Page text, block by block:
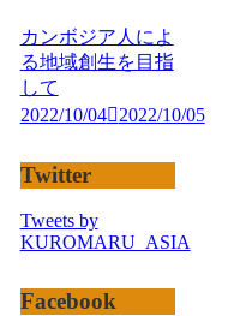
カンボジア人によ
る地域創生を目指
して
2022/10/04
2022/10/05
Twitter
Tweets by
KUROMARU_ASIA
Facebook